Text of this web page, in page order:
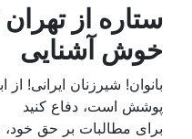
ستاره از
خوش آشنایی
بانوان! شیرزنان ایرانی!
پوشش است، دفاع کنید
برای مطالبات بر حق خود،